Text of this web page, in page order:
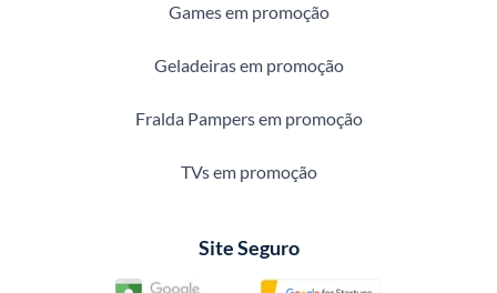
Games em promoção
Geladeiras em promoção
Fralda Pampers em promoção
TVs em promoção
Site Seguro